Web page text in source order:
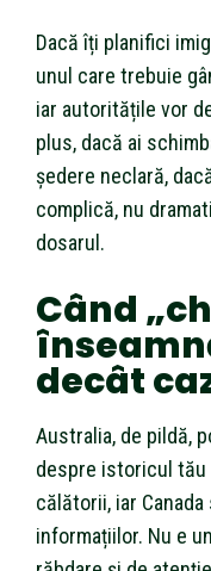
Dacă îți planifici
unul care trebuie
iar autoritățile vor
plus, dacă ai
ședere neclară,
complică, nu
dosarul.
Când
decât
Australia, de pildă,
despre istoricul tău
călătorii, iar
informațiilor. Nu e